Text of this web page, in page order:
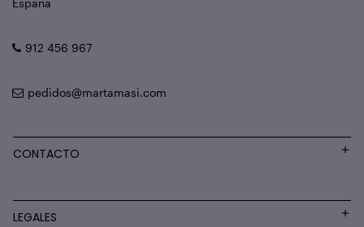
España
912 456 967
pedidos@martamasi.com
CONTACTO
LEGALES